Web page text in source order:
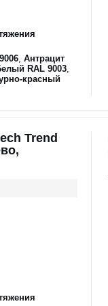
, Антрацит
RAL 9003,
красный
Trend